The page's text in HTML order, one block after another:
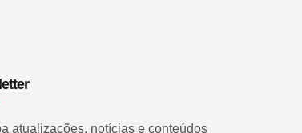
atualizações, notícias e conteúdos